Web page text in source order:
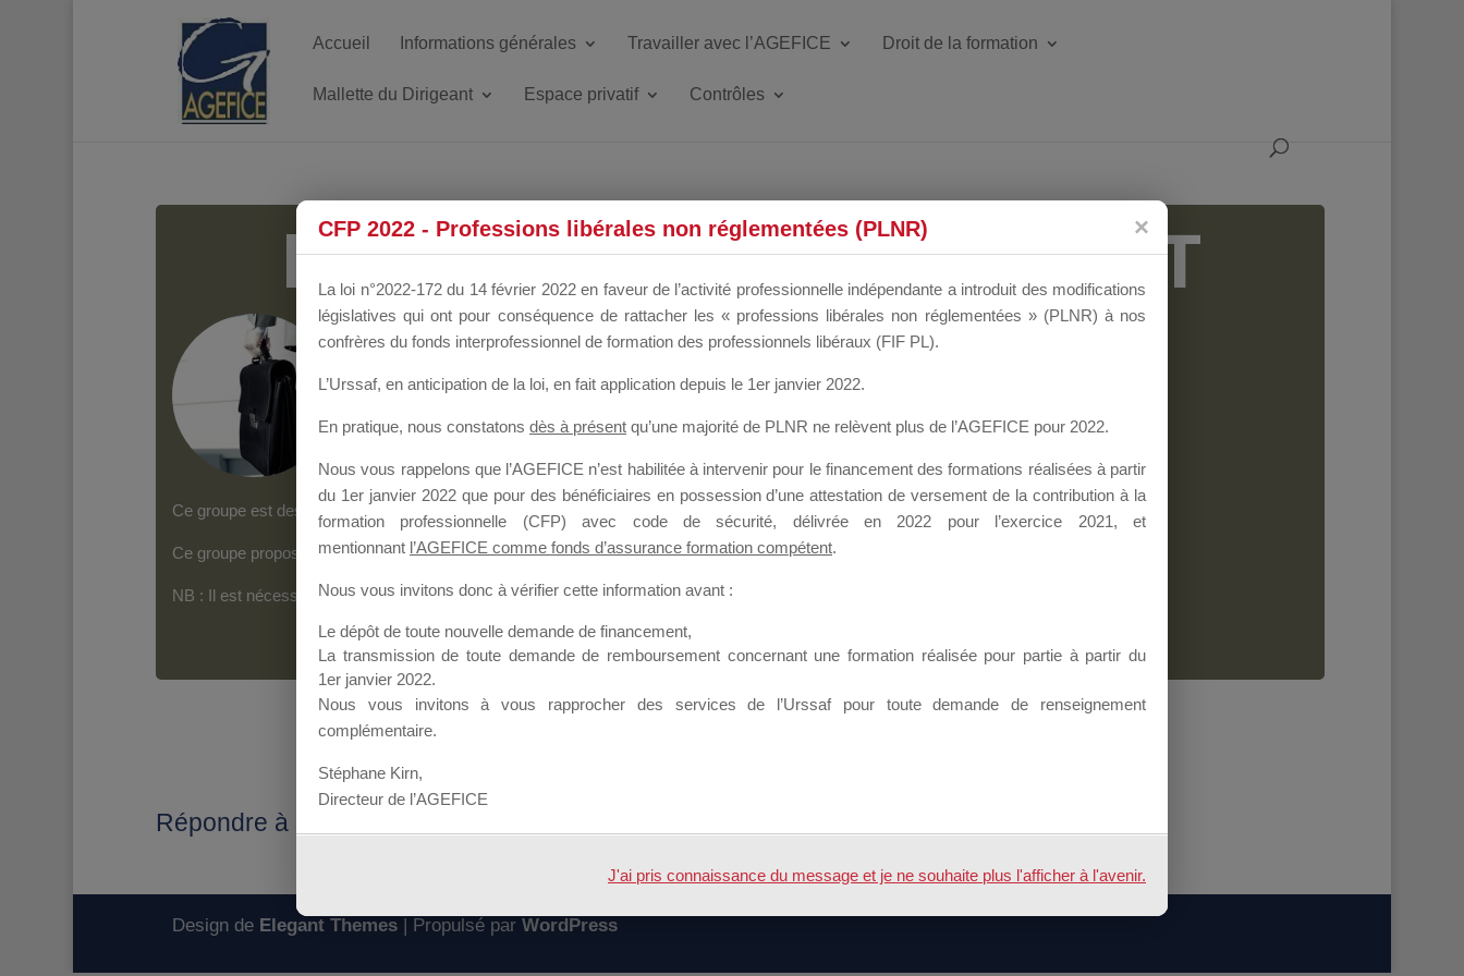
Accueil Informations générales Travailler avec l’AGEFICE Droit de la formation
Mallette du Dirigeant Espace privatif Contrôles
MALLETTE DU DIRIGEANT
Groupe Public il y a un mois
Ce groupe est destiné aux Organismes de Formation qui souhaitent répondre à l’Appel à Propositions Mallette du Dirigeant.
Ce groupe propose un forum dédié au support sur lequel il est possible de laisser un message ou poser une question.
NB : Il est nécessaire d’êtreinscrit(e)pour pouvoir rejoindre ce groupe
Répondre à : Candidature 2017
Design de Elegant Themes| Propulsé par WordPress
CFP 2022 - Professions libérales non réglementées (PLNR)
La loi n°2022-172 du 14 février 2022 en faveur de l’activité professionnelle indépendante a introduit des modifications
législatives qui ont pour conséquence de rattacher les « professions libérales non réglementées » (PLNR) à nos
confrères du fonds interprofessionnel de formation des professionnels libéraux (FIF PL).
L’Urssaf, en anticipation de la loi, en fait application depuis le 1er janvier 2022.
En pratique, nous constatons dès à présent qu’une majorité de PLNR ne relèvent plus de l’AGEFICE pour 2022.
Nous vous rappelons que l’AGEFICE n’est habilitée à intervenir pour le financement des formations réalisées à partir
du 1er janvier 2022 que pour des bénéficiaires en possession d’une attestation de versement de la contribution à la
formation professionnelle (CFP) avec code de sécurité, délivrée en 2022 pour l’exercice 2021, et
mentionnant l’AGEFICE comme fonds d’assurance formation compétent.
Nous vous invitons donc à vérifier cette information avant :
Le dépôt de toute nouvelle demande de financement,
La transmission de toute demande de remboursement concernant une formation réalisée pour partie à partir du
1er janvier 2022.
Nous vous invitons à vous rapprocher des services de l’Urssaf pour toute demande de renseignement
complémentaire.
Stéphane Kirn,
Directeur de l’AGEFICE
J'ai pris connaissance du message et je ne souhaite plus l'afficher à l'avenir.